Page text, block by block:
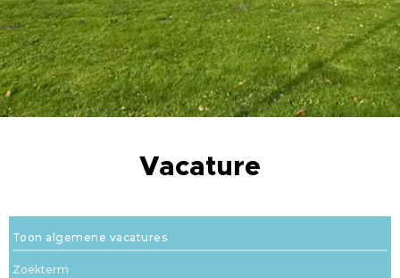
Vacature
Toon algemene vacatures